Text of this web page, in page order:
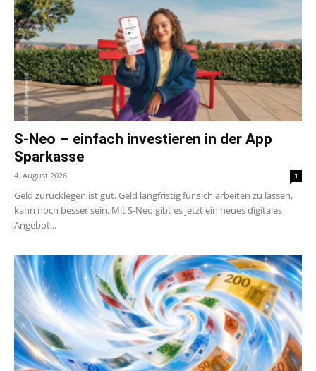
S-Neo – einfach investieren in der App
Sparkasse
4. August 2026 1
Geld zurücklegen ist gut. Geld langfristig für sich arbeiten zu lassen,
kann noch besser sein. Mit S-Neo gibt es jetzt ein neues digitales
Angebot...